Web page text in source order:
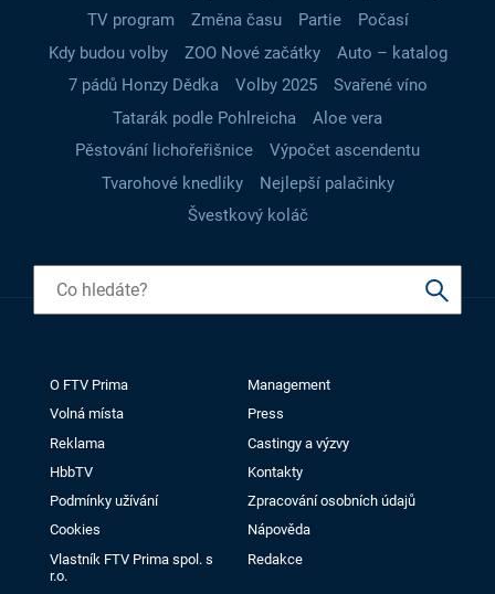
TV program
Změna času Partie
Počasí
Kdy budou volby
ZOO Nové začátky
Auto – katalog
7 pádů Honzy Dědka
Volby 2025
Svařené víno
Tatarák podle Pohlreicha
Aloe vera
Pěstování lichořeřišnice
Výpočet ascendentu
Tvarohové knedlíky
Nejlepší palačinky
Švestkový koláč
O FTV Prima
Management
Volná místa
Press
Reklama
Castingy a výzvy
HbbTV
Kontakty
Podmínky užívání
Zpracování osobních údajů
Cookies
Nápověda
Vlastník FTV Prima spol. s
r.o.
Redakce